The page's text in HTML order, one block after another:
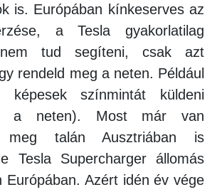
is. Európában kínkeserves az
a Tesla gyakorlatilag
nem tud segíteni, csak azt
rendeld meg a neten. Például
képesek színmintát küldeni
a neten). Most már van
meg talán Ausztriában is
Tesla Supercharger állomás
Európában. Azért idén év vége